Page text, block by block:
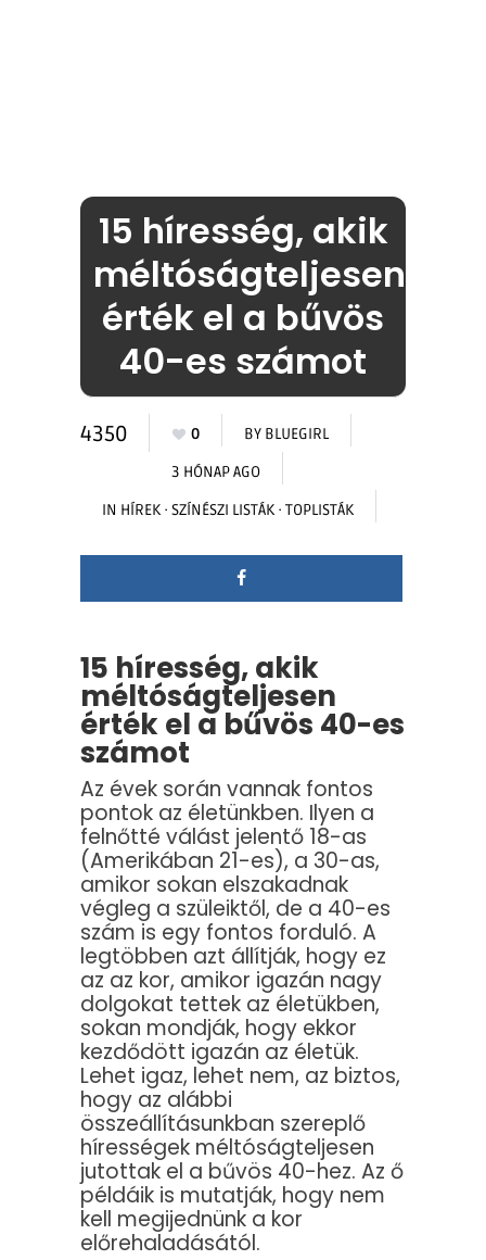
15 híresség, akik
méltóságteljesen
érték el a bűvös
40-es számot
4350 0 BY BLUEGIRL
3 HÓNAP AGO
IN HÍREK · SZÍNÉSZI LISTÁK · TOPLISTÁK
15 híresség, akik
méltóságteljesen
érték el a bűvös 40-es
számot
Az évek során vannak fontos
pontok az életünkben. Ilyen a
felnőtté válást jelentő 18-as
(Amerikában 21-es), a 30-as,
amikor sokan elszakadnak
végleg a szüleiktől, de a 40-es
szám is egy fontos forduló. A
legtöbben azt állítják, hogy ez
az az kor, amikor igazán nagy
dolgokat tettek az életükben,
sokan mondják, hogy ekkor
kezdődött igazán az életük.
Lehet igaz, lehet nem, az biztos,
hogy az alábbi
összeállításunkban szereplő
hírességek méltóságteljesen
jutottak el a bűvös 40-hez. Az ő
példáik is mutatják, hogy nem
kell megijednünk a kor
előrehaladásától.